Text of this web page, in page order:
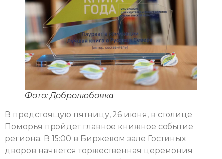
Фото: Добролюбовка
В предстоящую пятницу, 26 июня, в столице
Поморья пройдет главное книжное событие
региона. В 15:00 в Биржевом зале Гостиных
дворов начнется торжественная церемония